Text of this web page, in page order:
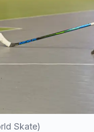
Skate)